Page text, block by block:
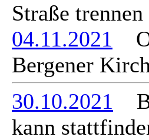
Straße trennen
04.11.2021
Bergener
30.10.2021
kann